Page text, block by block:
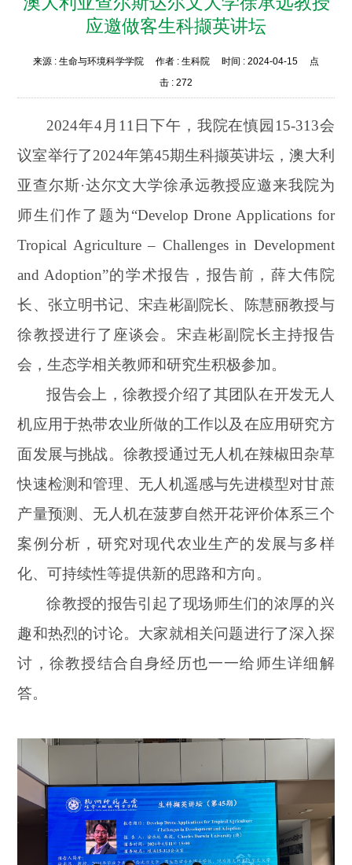
应邀做客生科撷英讲坛
来源 : 生命与环境科学学院 作者 : 生科院 时间 : 2024-04-15 点
击 : 272
2024年4月11日下午，我院在慎园15-313会
议室举行了2024年第45期生科撷英讲坛，澳大利
亚查尔斯·达尔文大学徐承远教授应邀来我院为
师生们作了题为“Develop Drone Applications for
Tropical Agriculture – Challenges in Development
and Adoption”的学术报告，报告前，薛大伟院
长、张立明书记、宋垚彬副院长、陈慧丽教授与
徐教授进行了座谈会。宋垚彬副院长主持报告
会，生态学相关教师和研究生积极参加。
报告会上，徐教授介绍了其团队在开发无人
机应用于热带农业所做的工作以及在应用研究方
面发展与挑战。徐教授通过无人机在辣椒田杂草
快速检测和管理、无人机遥感与先进模型对甘蔗
产量预测、无人机在菠萝自然开花评价体系三个
案例分析，研究对现代农业生产的发展与多样
化、可持续性等提供新的思路和方向。
徐教授的报告引起了现场师生们的浓厚的兴
趣和热烈的讨论。大家就相关问题进行了深入探
讨，徐教授结合自身经历也一一给师生详细解
答。